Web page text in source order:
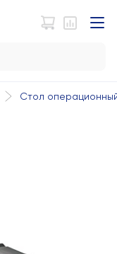
Стол операционный